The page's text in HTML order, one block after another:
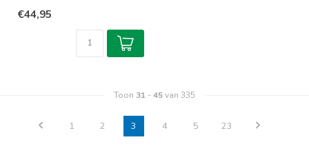
€44,95
Toon 31 - 45van 335
1 2 3 4 5 23